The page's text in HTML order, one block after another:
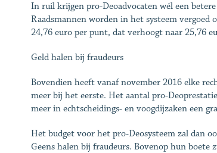
In ruil krijgen pro-Deoadvocaten wél een
Raadsmannen worden in het systeem vergoed
24,76 euro per punt, dat verhoogt naar 25,76
Geld halen bij fraudeurs
Bovendien heeft vanaf november 2016 elke
meer bij het eerste. Het aantal pro-
meer in echtscheidings- en voogdijzaken een
Het budget voor het pro-Deosysteem zal dan
Geens halen bij fraudeurs. Bovenop hun boete